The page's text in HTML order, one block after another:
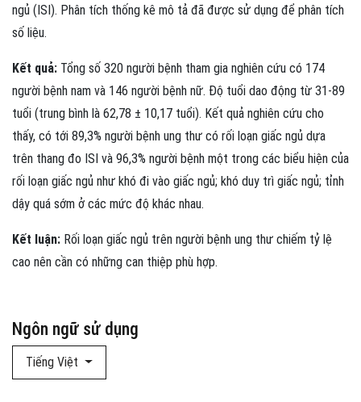
Ngôn ngữ sử dụng
Tiếng Việt
ngủ (ISI). Phân tích thống kê mô tả đã được sử dụng để phân tích
số liệu.
Kết quả: Tổng số 320 người bệnh tham gia nghiên cứu có 174
người bệnh nam và 146 người bệnh nữ. Độ tuổi dao động từ 31-89
tuổi (trung bình là 62,78 ± 10,17 tuổi). Kết quả nghiên cứu cho
thấy, có tới 89,3% người bệnh ung thư có rối loạn giấc ngủ dựa
trên thang đo ISI và 96,3% người bệnh một trong các biểu hiện của
rối loạn giấc ngủ như khó đi vào giấc ngủ; khó duy trì giấc ngủ; tỉnh
dậy quá sớm ở các mức độ khác nhau.
Kết luận: Rối loạn giấc ngủ trên người bệnh ung thư chiếm tỷ lệ
cao nên cần có những can thiệp phù hợp.